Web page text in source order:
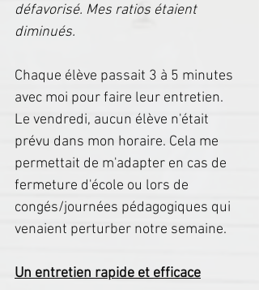
défavorisé. Mes ratios étaient
diminués.
Chaque élève passait 3 à 5 minutes
avec moi pour faire leur entretien.
Le vendredi, aucun élève n'était
prévu dans mon horaire. Cela me
permettait de m'adapter en cas de
fermeture d'école ou lors de
congés/journées pédagogiques qui
venaient perturber notre semaine.
Un entretien rapide et efficace